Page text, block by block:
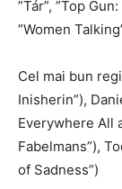
”Tár”, ”Top
”Women
Cel mai bun
Inisherin”),
Everywhere All
Fabelmans”),
of Sadness”)